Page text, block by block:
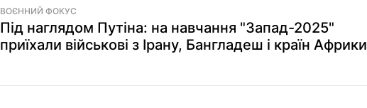
ВОЄННИЙ ФОКУС
Під наглядом Путіна: на навчання "Запад-2025"
приїхали військові з Ірану, Бангладеш і країн Африки